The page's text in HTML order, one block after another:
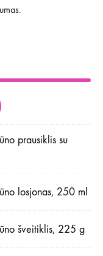
prausiklis su
losjonas, 250 ml
šveitiklis, 225 g